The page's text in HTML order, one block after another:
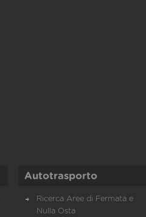
Autotrasporto
Ricerca Aree di Fermata e
Nulla Osta